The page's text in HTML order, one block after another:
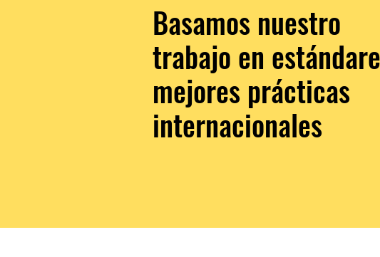
Basamos nuestro
trabajo en
mejores prácticas
internacionales